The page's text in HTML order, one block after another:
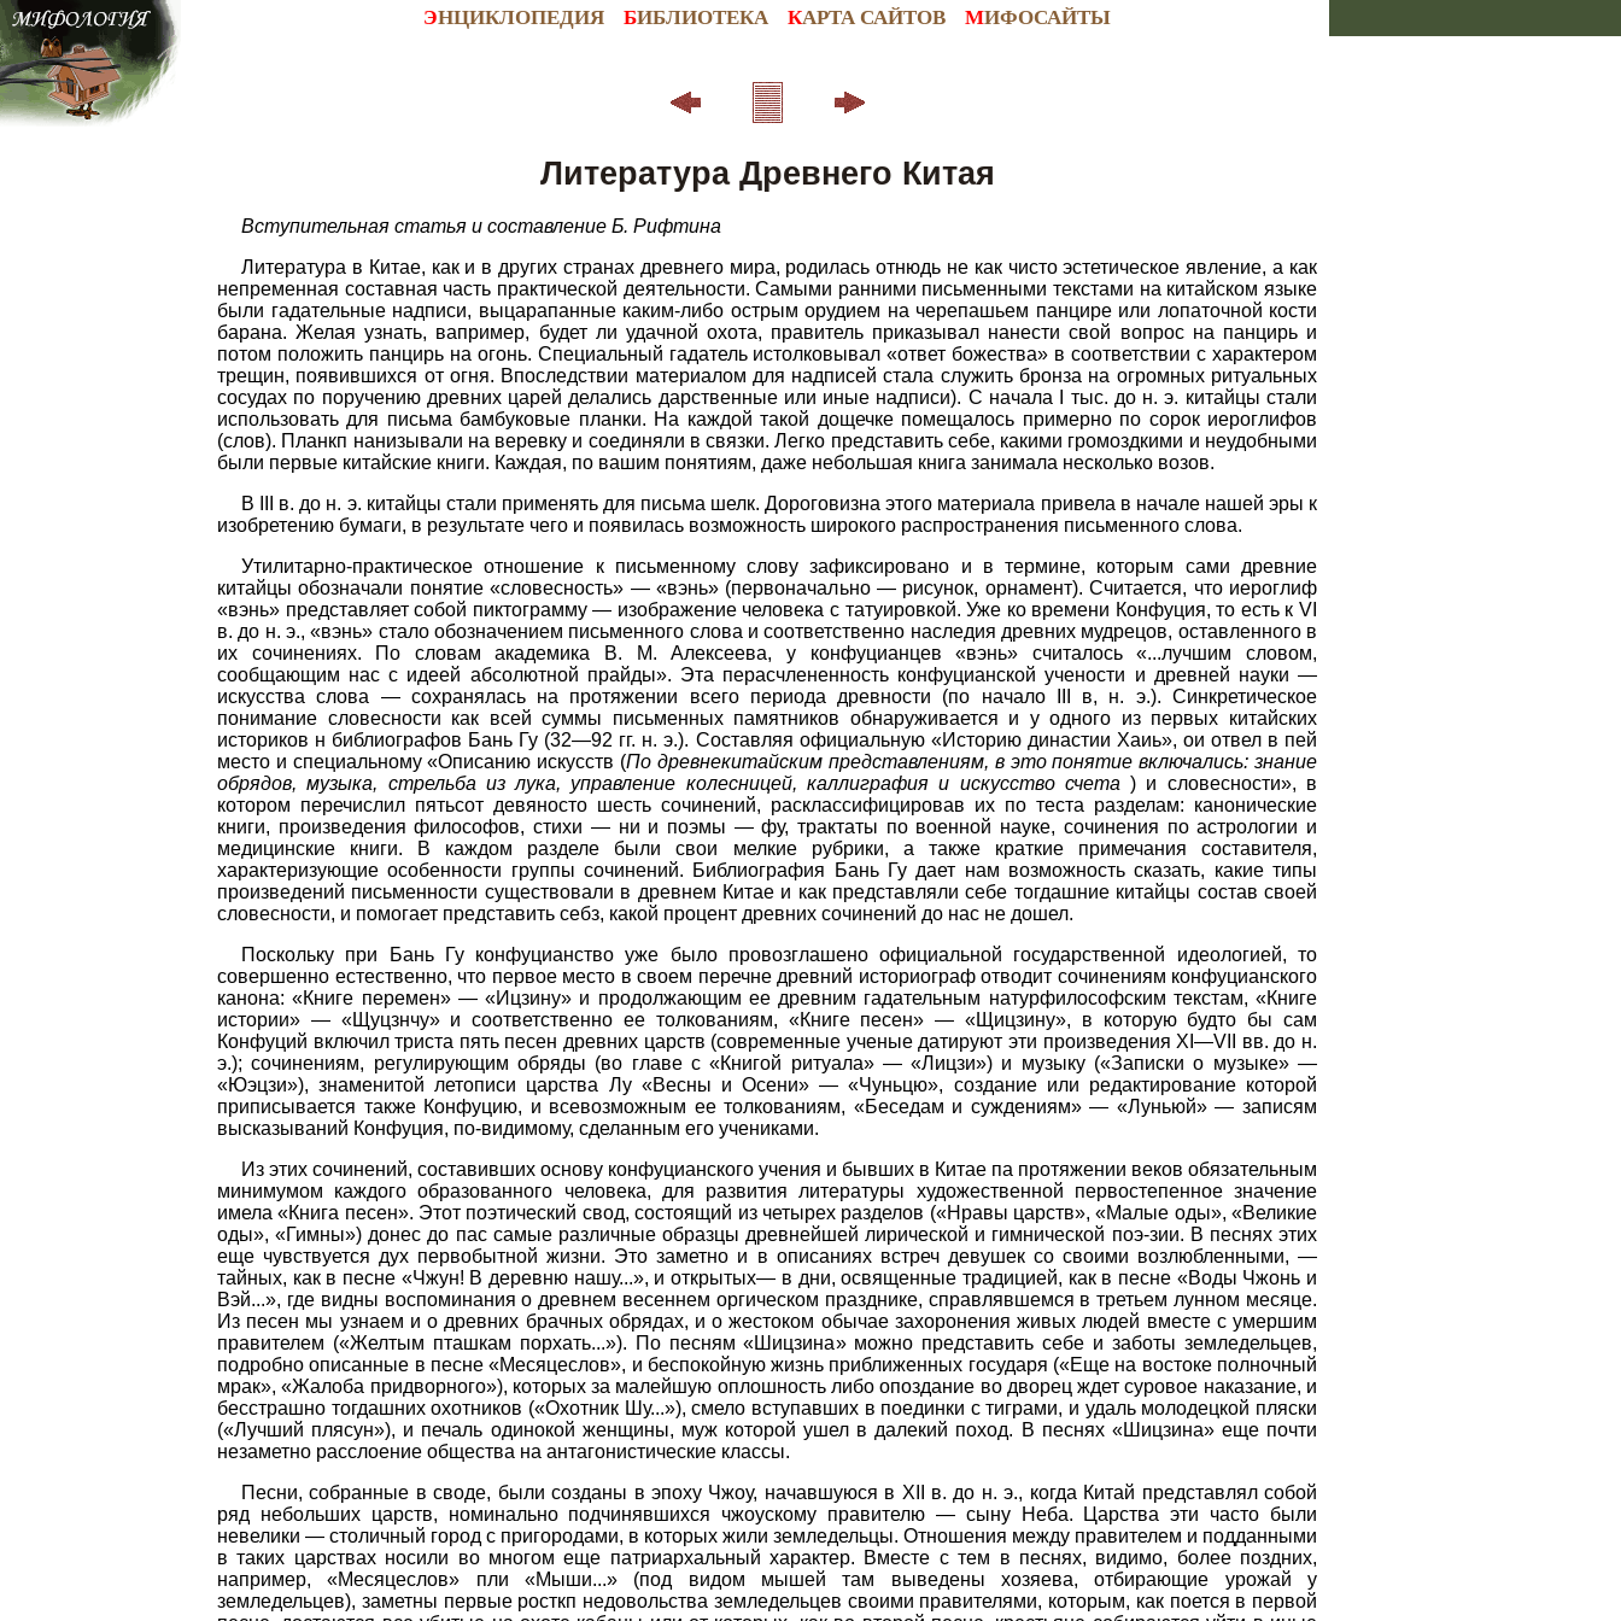
ЭНЦИКЛОПЕДИЯ БИБЛИОТЕКА КАРТА САЙТОВ МИФОСАЙТЫ
Литература Древнего Китая
Вступительная статья и составление Б. Рифтина
Литература в Китае, как и в других странах древнего мира, родилась отнюдь не как чисто эстетическое явление, а как
непременная составная часть практической деятельности. Самыми ранними письменными текстами на китайском языке
были гадательные надписи, выцарапанные каким-либо острым орудием на черепашьем панцире или лопаточной кости
барана. Желая узнать, вапример, будет ли удачной охота, правитель приказывал нанести свой вопрос на панцирь и
потом положить панцирь на огонь. Специальный гадатель истолковывал «ответ божества» в соответствии с характером
трещин, появившихся от огня. Впоследствии материалом для надписей стала служить бронза на огромных ритуальных
сосудах по поручению древних царей делались дарственные или иные надписи). С начала I тыс. до н. э. китайцы стали
использовать для письма бамбуковые планки. На каждой такой дощечке помещалось примерно по сорок иероглифов
(слов). Планкп нанизывали на веревку и соединяли в связки. Легко представить себе, какими громоздкими и неудобными
были первые китайские книги. Каждая, по вашим понятиям, даже небольшая книга занимала несколько возов.
В III в. до н. э. китайцы стали применять для письма шелк. Дороговизна этого материала привела в начале нашей эры к
изобретению бумаги, в результате чего и появилась возможность широкого распространения письменного слова.
Утилитарно-практическое отношение к письменному слову зафиксировано и в термине, которым сами древние
китайцы обозначали понятие «словесность» — «вэнь» (первоначально — рисунок, орнамент). Считается, что иероглиф
«вэнь» представляет собой пиктограмму — изображение человека с татуировкой. Уже ко времени Конфуция, то есть к VI
в. до н. э., «вэнь» стало обозначением письменного слова и соответственно наследия древних мудрецов, оставленного в
их сочинениях. По словам академика В. М. Алексеева, у конфуцианцев «вэнь» считалось «...лучшим словом,
сообщающим нас с идеей абсолютной прайды». Эта перасчлененность конфуцианской учености и древней науки —
искусства слова — сохранялась на протяжении всего периода древности (по начало III в, н. э.). Синкретическое
понимание словесности как всей суммы письменных памятников обнаруживается и у одного из первых китайских
историков н библиографов Бань Гу (32—92 гг. н. э.). Составляя официальную «Историю династии Хаиь», ои отвел в пей
место и специальному «Описанию искусств (По древнекитайским представлениям, в это понятие включались: знание
обрядов, музыка, стрельба из лука, управление колесницей, каллиграфия и искусство счета) и словесности», в
котором перечислил пятьсот девяносто шесть сочинений, расклассифицировав их по теста разделам: канонические
книги, произведения философов, стихи — ни и поэмы — фу, трактаты по военной науке, сочинения по астрологии и
медицинские книги. В каждом разделе были свои мелкие рубрики, а также краткие примечания составителя,
характеризующие особенности группы сочинений. Библиография Бань Гу дает нам возможность сказать, какие типы
произведений письменности существовали в древнем Китае и как представляли себе тогдашние китайцы состав своей
словесности, и помогает представить себз, какой процент древних сочинений до нас не дошел.
Поскольку при Бань Гу конфуцианство уже было провозглашено официальной государственной идеологией, то
совершенно естественно, что первое место в своем перечне древний историограф отводит сочинениям конфуцианского
канона: «Книге перемен» — «Ицзину» и продолжающим ее древним гадательным натурфилософским текстам, «Книге
истории» — «Щуцзнчу» и соответственно ее толкованиям, «Книге песен» — «Щицзину», в которую будто бы сам
Конфуций включил триста пять песен древних царств (современные ученые датируют эти произведения XI—VII вв. до н.
э.); сочинениям, регулирующим обряды (во главе с «Книгой ритуала» — «Лицзи») и музыку («Записки о музыке» —
«Юэцзи»), знаменитой летописи царства Лу «Весны и Осени» — «Чуньцю», создание или редактирование которой
приписывается также Конфуцию, и всевозможным ее толкованиям, «Беседам и суждениям» — «Луньюй» — записям
высказываний Конфуция, по-видимому, сделанным его учениками.
Из этих сочинений, составивших основу конфуцианского учения и бывших в Китае па протяжении веков обязательным
минимумом каждого образованного человека, для развития литературы художественной первостепенное значение
имела «Книга песен». Этот поэтический свод, состоящий из четырех разделов («Нравы царств», «Малые оды», «Великие
оды», «Гимны») донес до пас самые различные образцы древнейшей лирической и гимнической поэ-зии. В песнях этих
еще чувствуется дух первобытной жизни. Это заметно и в описаниях встреч девушек со своими возлюбленными, —
тайных, как в песне «Чжун! В деревню нашу...», и открытых— в дни, освященные традицией, как в песне «Воды Чжонь и
Вэй...», где видны воспоминания о древнем весеннем оргическом празднике, справлявшемся в третьем лунном месяце.
Из песен мы узнаем и о древних брачных обрядах, и о жестоком обычае захоронения живых людей вместе с умершим
правителем («Желтым пташкам порхать...»). По песням «Шицзина» можно представить себе и заботы земледельцев,
подробно описанные в песне «Месяцеслов», и беспокойную жизнь приближенных государя («Еще на востоке полночный
мрак», «Жалоба придворного»), которых за малейшую оплошность либо опоздание во дворец ждет суровое наказание, и
бесстрашно тогдашних охотников («Охотник Шу...»), смело вступавших в поединки с тиграми, и удаль молодецкой пляски
(«Лучший плясун»), и печаль одинокой женщины, муж которой ушел в далекий поход. В песнях «Шицзина» еще почти
незаметно расслоение общества на антагонистические классы.
Песни, собранные в своде, были созданы в эпоху Чжоу, начавшуюся в XII в. до н. э., когда Китай представлял собой
ряд небольших царств, номинально подчинявшихся чжоускому правителю — сыну Неба. Царства эти часто были
невелики — столичный город с пригородами, в которых жили земледельцы. Отношения между правителем и подданными
в таких царствах носили во многом еще патриархальный характер. Вместе с тем в песнях, видимо, более поздних,
например, «Месяцеслов» пли «Мыши...» (под видом мышей там выведены хозяева, отбирающие урожай у
земледельцев), заметны первые росткп недовольства земледельцев своими правителями, которым, как поется в первой